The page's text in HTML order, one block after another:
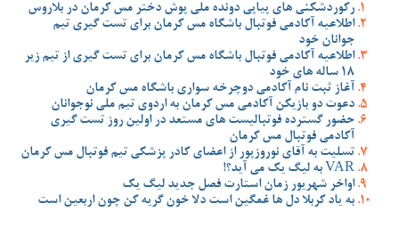
رکوردشکنی های پیاپی دونده ملی پوش دختر مس کرمان در بلاروس
اطلاعیه آکادمی فوتبال باشگاه مس کرمان برای تست گیری تیم
جوانان خود
اطلاعیه آکادمی فوتبال باشگاه مس کرمان برای تست گیری از تیم زیر
18 ساله های خود
آغاز ثبت نام آکادمی دوچرخه سواری باشگاه مس کرمان
دعوت دو بازیکن آکادمی مس کرمان به اردوی تیم ملی نوجوانان
حضور گسترده فوتبالیست های مستعد در اولین روز تست گیری
آکادمی فوتبال مس کرمان
تسلیت به آقای نوروزپور از اعضای کادر پزشکی تیم فوتبال مس کرمان
VAR به لیگ یک می آید؟!
اواخر شهریور زمان استارت فصل جدید لیگ یک
به یاد کربلا دل ها غمگین است دلا خون گریه کن چون اربعین است